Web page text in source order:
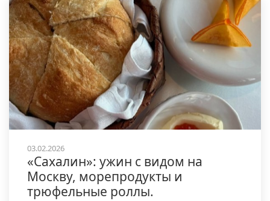
03.02.2026
«Сахалин»: ужин с видом на
Москву, морепродукты и
трюфельные роллы.